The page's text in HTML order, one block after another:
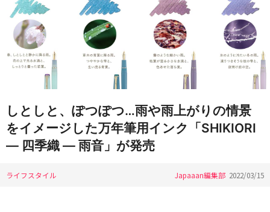
しとしと、ぽつぽつ…雨や雨上がりの情景
をイメージした万年筆用インク「SHIKIORI
― 四季織 ― 雨音」が発売
ライフスタイル Japaaan編集部 2022/03/15